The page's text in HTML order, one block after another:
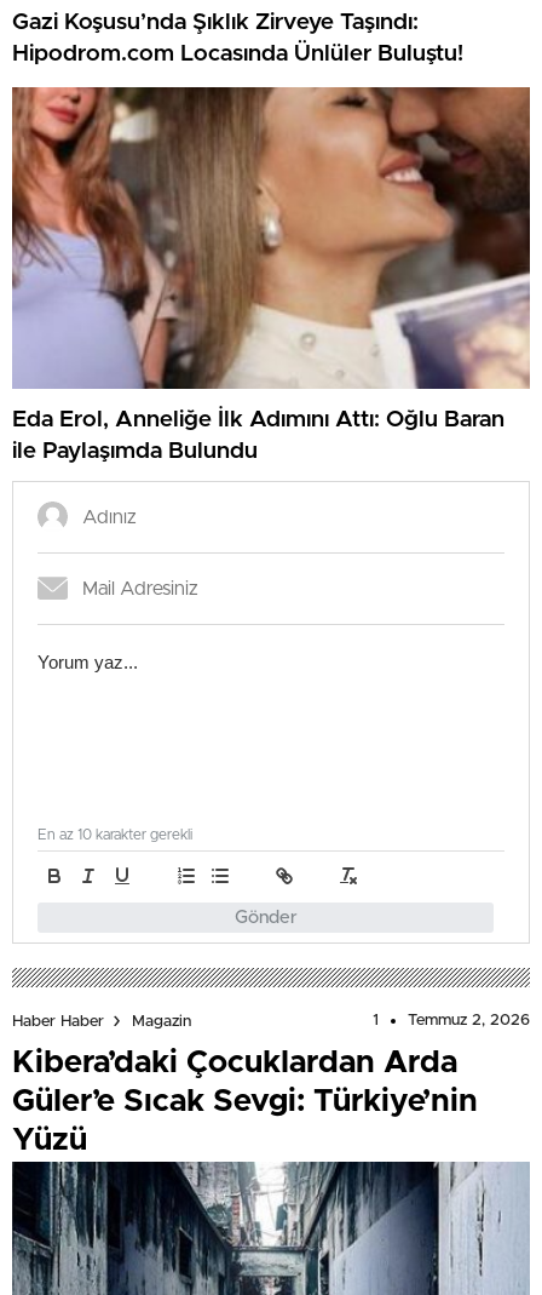
Gazi Koşusu’nda Şıklık Zirveye Taşındı:
Hipodrom.com Locasında Ünlüler Buluştu!
Eda Erol, Anneliğe İlk Adımını Attı: Oğlu Baran
ile Paylaşımda Bulundu
Gönder
En az 10 karakter gerekli
Haber Haber Magazin 1 Temmuz 2, 2026
Kibera’daki Çocuklardan Arda
Güler’e Sıcak Sevgi: Türkiye’nin
Yüzü